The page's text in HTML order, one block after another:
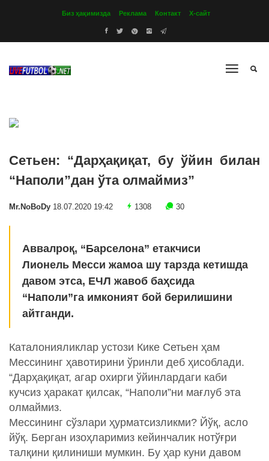
Биз ҳақимизда Реклама Контакт Х-сайт
Сетьен: “Дарҳақиқат, бу ўйин билан
“Наполи”дан ўта олмаймиз”
Mr.NoBoDy 18.07.2020 19:42 1308 30
Аввалроқ, “Барселона” етакчиси
Лионель Месси жамоа шу тарзда кетишда
давом этса, ЕЧЛ жавоб баҳсида
“Наполи”га имконият бой берилишини
айтганди.
Каталонияликлар устози Кике Сетьен ҳам
Мессининг ҳавотирини ўринли деб ҳисоблади.
“Дарҳақиқат, агар охирги ўйинлардаги каби
кучсиз ҳаракат қилсак, “Наполи”ни мағлуб эта
олмаймиз.
Мессининг сўзлари ҳурматсизликми? Йўқ, асло
йўқ. Берган изоҳларимиз кейинчалик нотўғри
талқини қилиниши мумкин. Бу ҳар куни давом